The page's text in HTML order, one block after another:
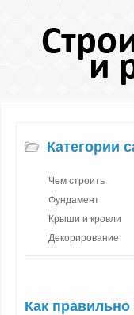
Категории
Чем строить
Фундамент
Крыши и кровли
Декорирование
Как